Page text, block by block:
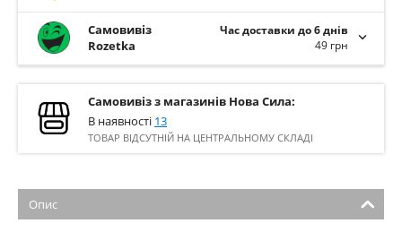
Самовивіз
Rozetka
Час доставки до 6 днів
49 грн
Самовивіз з магазинів Нова Сила:
В наявності 13
ТОВАР ВІДСУТНІЙ НА ЦЕНТРАЛЬНОМУ СКЛАДІ
Опис